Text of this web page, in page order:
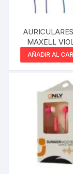
MAXELL
AÑADIR AL